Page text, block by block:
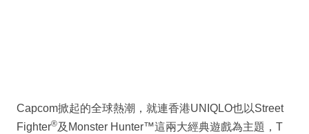
Capcom掀起的全球熱潮，就連香港UNIQLO也以Street
Fighter®及Monster Hunter™這兩大經典遊戲為主題，T